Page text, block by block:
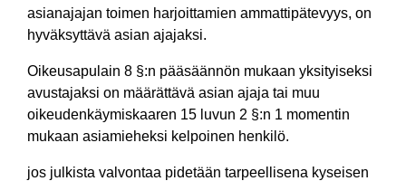
asianajajan toimen harjoittamien ammattipätevyys, on
hyväksyttävä asian ajajaksi.
Oikeusapulain 8 §:n pääsäännön mukaan yksityiseksi
avustajaksi on määrättävä asian ajaja tai muu
oikeudenkäymiskaaren 15 luvun 2 §:n 1 momentin
mukaan asiamieheksi kelpoinen henkilö.
jos julkista valvontaa pidetään tarpeellisena kyseisen